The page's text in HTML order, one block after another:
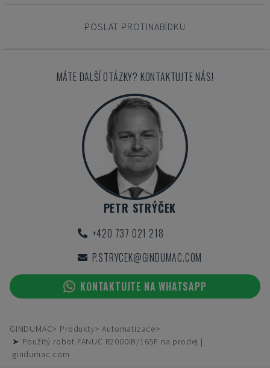
POSLAT PROTINABÍDKU
MÁTE DALŠÍ OTÁZKY? KONTAKTUJTE NÁS!
PETR STRÝČEK
+420 737 021 218
P.STRYCEK@GINDUMAC.COM
KONTAKTUJTE NA WHATSAPP
GINDUMAC Produkty
Automatizace
➤ Použitý robot FANUC R2000iB/165F na prodej |
gindumac.com